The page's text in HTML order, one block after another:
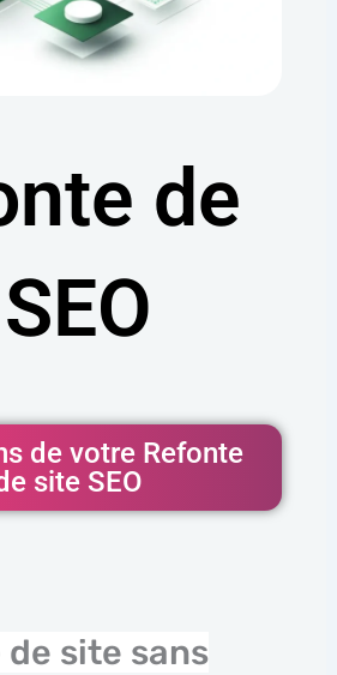
de
de votre Refonte
site SEO
site sans